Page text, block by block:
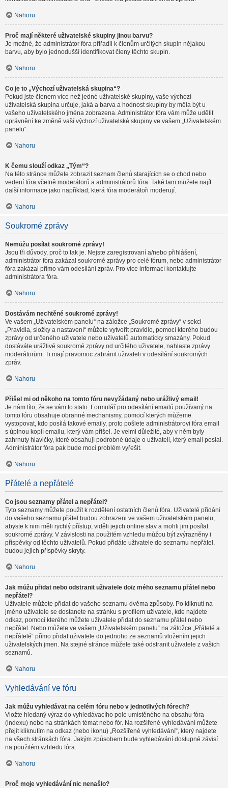
Nahoru
Proč mají některé uživatelské skupiny jinou barvu?
Je možné, že administrátor fóra přiřadil k členům určitých skupin nějakou
barvu, aby bylo jednodušší identifikovat členy těchto skupin.
Nahoru
Co je to „Výchozí uživatelská skupina“?
Pokud jste členem více než jedné uživatelské skupiny, vaše výchozí
uživatelská skupina určuje, jaká a barva a hodnost skupiny by měla být u
vašeho uživatelského jména zobrazena. Administrátor fóra vám může udělit
oprávnění ke změně vaší výchozí uživatelské skupiny ve vašem „Uživatelském
panelu“.
Nahoru
K čemu slouží odkaz „Tým“?
Na této stránce můžete zobrazit seznam členů starajících se o chod nebo
vedení fóra včetně moderátorů a administrátorů fóra. Také tam můžete najít
další informace jako například, která fóra moderátoři moderují.
Nahoru
Soukromé zprávy
Nemůžu posílat soukromé zprávy!
Jsou tři důvody, proč to tak je. Nejste zaregistrovaní a/nebo přihlášení,
administrátor fóra zakázal soukromé zprávy pro celé fórum, nebo administrátor
fóra zakázal přímo vám odesílání zpráv. Pro více informací kontaktujte
administrátora fóra.
Nahoru
Dostávám nechtěné soukromé zprávy!
Ve vašem „Uživatelském panelu“ na záložce „Soukromé zprávy“ v sekci
„Pravidla, složky a nastavení“ můžete vytvořit pravidlo, pomocí kterého budou
zprávy od určeného uživatele nebo uživatelů automaticky smazány. Pokud
dostáváte urážlivé soukromé zprávy od určitého uživatele, nahlaste zprávy
moderátorům. Ti mají pravomoc zabránit uživateli v odesílání soukromých
zpráv.
Nahoru
Přišel mi od někoho na tomto fóru nevyžádaný nebo urážlivý email!
Je nám líto, že se vám to stalo. Formulář pro odesílání emailů používaný na
tomto fóru obsahuje obranné mechanismy, pomocí kterých můžeme
vystopovat, kdo posílá takové emaily, proto pošlete administrátorovi fóra email
s úplnou kopií emailu, který vám přišel. Je velmi důležité, aby v něm byly
zahrnuty hlavičky, které obsahují podrobné údaje o uživateli, který email poslal.
Administrátor fóra pak bude moci problém vyřešit.
Nahoru
Přátelé a nepřátelé
Co jsou seznamy přátel a nepřátel?
Tyto seznamy můžete použít k rozdělení ostatních členů fóra. Uživatelé přidáni
do vašeho seznamu přátel budou zobrazeni ve vašem uživatelském panelu,
abyste k nim měli rychlý přístup, viděli jejich online stav a mohli jim posílat
soukromé zprávy. V závislosti na použitém vzhledu můžou být zvýrazněny i
příspěvky od těchto uživatelů. Pokud přidáte uživatele do seznamu nepřátel,
budou jejich příspěvky skryty.
Nahoru
Jak můžu přidat nebo odstranit uživatele do/z mého seznamu přátel nebo
nepřátel?
Uživatele můžete přidat do vašeho seznamu dvěma způsoby. Po kliknutí na
jméno uživatele se dostanete na stránku s profilem uživatele, kde najdete
odkaz, pomocí kterého můžete uživatele přidat do seznamu přátel nebo
nepřátel. Nebo můžete ve vašem „Uživatelském panelu“ na záložce „Přátelé a
nepřátelé“ přímo přidat uživatele do jednoho ze seznamů vložením jejich
uživatelských jmen. Na stejné stránce můžete také odstranit uživatele z vašich
seznamů.
Nahoru
Vyhledávání ve fóru
Jak můžu vyhledávat na celém fóru nebo v jednotlivých fórech?
Vložte hledaný výraz do vyhledávacího pole umístěného na obsahu fóra
(indexu) nebo na stránkách témat nebo fór. Na rozšířené vyhledávání můžete
přejít kliknutím na odkaz (nebo ikonu) „Rozšířené vyhledávání“, který najdete
na všech stránkách fóra. Jakým způsobem bude vyhledávání dostupné závisí
na použitém vzhledu fóra.
Nahoru
Proč moje vyhledávání nic nenašlo?